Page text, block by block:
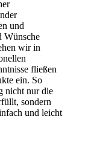
und
Wünsche
wir in
fließen
ein. So
nicht nur die
sondern
und leicht